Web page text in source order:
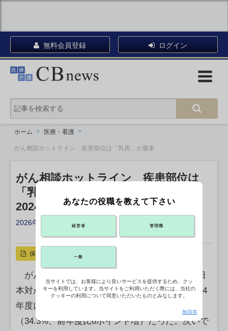
無料会員登録 ログイン
ホーム 医療・看護
がん相談ホットライン 疾患部位は「乳房」が最多
がん相談ホットライン 疾患部位は
「乳房」が最多
2024年度 日本対がん協会
2026年06月04日 17:47
保存
がん患者や家族から無料で相談を受け付ける日
本対がん協会の「がん相談ホットライン」で2024
年度に相談が最も多かった疾患部位は「乳房」
（34.3%、前年度比6ポイント増）だった。次いで
あなたの役職を教えて下さい
経営者 管理職
一般
当サイトでは、お客様により良いサービスを提供するため、クッ
キーを利用しています。当サイトをご利用いただく際には、当社の
クッキーの利用について同意いただいたものとみなします。
無回答